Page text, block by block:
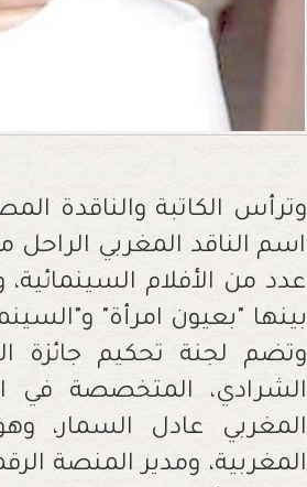
وترأس الكاتبة والناقدة
اسم الناقد المغربي
عدد من الأفلام
بينها "بعيون امرأة"
وتضم لجنة تحكيم جائزة
الشرادي، المتخصصة في
المغربي عادل
المغربية، ومدير المنصة